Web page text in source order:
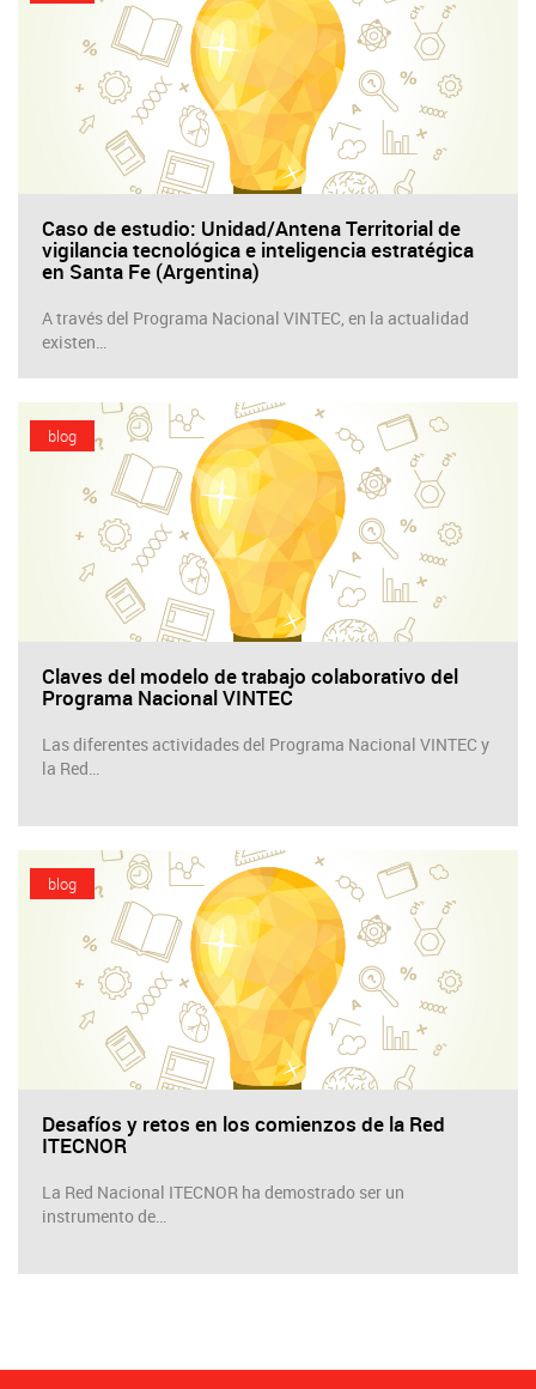
Caso de estudio: Unidad/Antena Territorial de
vigilancia tecnológica e inteligencia estratégica
en Santa Fe (Argentina)
A través del Programa Nacional VINTEC, en la actualidad
existen…
blog
Claves del modelo de trabajo colaborativo del
Programa Nacional VINTEC
Las diferentes actividades del Programa Nacional VINTEC y
la Red…
blog
Desafíos y retos en los comienzos de la Red
ITECNOR
La Red Nacional ITECNOR ha demostrado ser un
instrumento de…